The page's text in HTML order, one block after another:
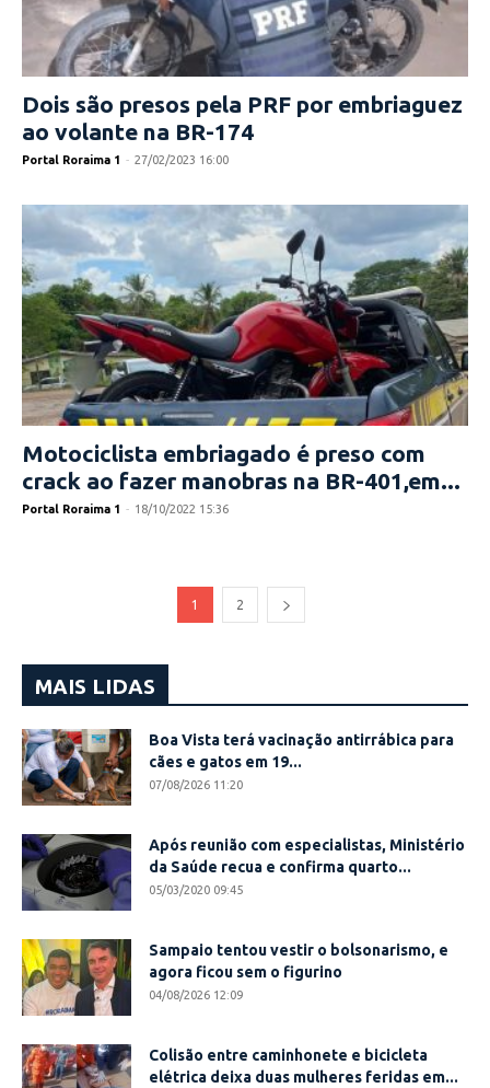
Dois são presos pela PRF por embriaguez
ao volante na BR-174
Portal Roraima 1 - 27/02/2023 16:00
Motociclista embriagado é preso com
crack ao fazer manobras na BR-401,em...
Portal Roraima 1 - 18/10/2022 15:36
1 2
MAIS LIDAS
Boa Vista terá vacinação antirrábica para
cães e gatos em 19...
07/08/2026 11:20
Após reunião com especialistas, Ministério
da Saúde recua e confirma quarto...
05/03/2020 09:45
Sampaio tentou vestir o bolsonarismo, e
agora ficou sem o figurino
04/08/2026 12:09
Colisão entre caminhonete e bicicleta
elétrica deixa duas mulheres feridas em...